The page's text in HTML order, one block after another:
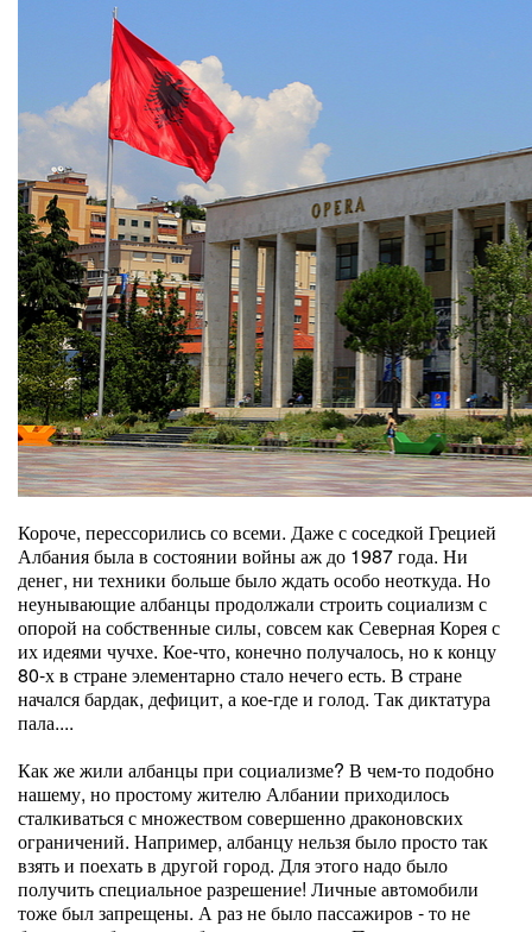
Короче, перессорились со всеми. Даже с соседкой Грецией
Албания была в состоянии войны аж до 1987 года. Ни
денег, ни техники больше было ждать особо неоткуда. Но
неунывающие албанцы продолжали строить социализм с
опорой на собственные силы, совсем как Северная Корея с
их идеями чучхе. Кое-что, конечно получалось, но к концу
80-х в стране элементарно стало нечего есть. В стране
начался бардак, дефицит, а кое-где и голод. Так диктатура
пала....
Как же жили албанцы при социализме? В чем-то подобно
нашему, но простому жителю Албании приходилось
сталкиваться с множеством совершенно драконовских
ограничений. Например, албанцу нельзя было просто так
взять и поехать в другой город. Для этого надо было
получить специальное разрешение! Личные автомобили
тоже был запрещены. А раз не было пассажиров - то не